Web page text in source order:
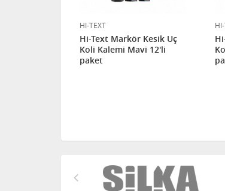
HI-TEXT
Hi-Text Markör Kesik Uç
Koli Kalemi Mavi 12'li
paket